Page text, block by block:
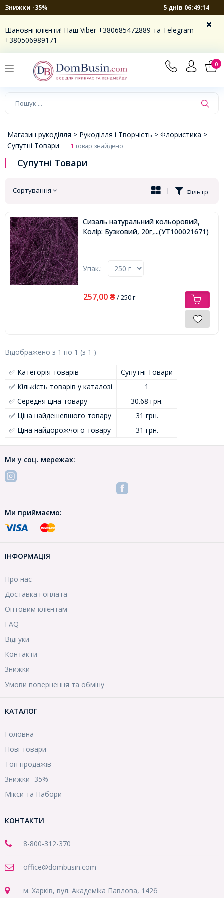
Знижки -35% 5 днів 06:49:13
Шановні клієнти! Наш Viber +380685472889 та Telegram
+380506989171
0
×
Магазин рукоділля > Рукоділля і Творчість > Флористика >
Супутні Товари
1товар знайдено
Супутні Товари
Сортування Фільтр
|
Сизаль натуральний кольоровий,
Колір: Бузковий, 20г,...(УТ100021671)
Упак.:
257,00 ₴/ 250 г
Відображено з 1 по 1 (з 1 )
✅ Категорія товарів
Супутні Товари
✅ Кількість товарів у каталозі
1
✅ Середня ціна товару
30.68 грн.
✅ Ціна найдешевшого товару
31 грн.
✅ Ціна найдорожчого товару
31 грн.
Ми у соц. мережах:
Ми приймаємо:
ІНФОРМАЦІЯ
Про нас
Доставка і оплата
Оптовим клієнтам
FAQ
Відгуки
Контакти
Знижки
Умови повернення та обміну
КАТАЛОГ
Головна
Нові товари
Топ продажів
Знижки -35%
Мікси та Набори
КОНТАКТИ
8-800-312-370
office@dombusin.com
м. Харків, вул. Академіка Павлова, 142б